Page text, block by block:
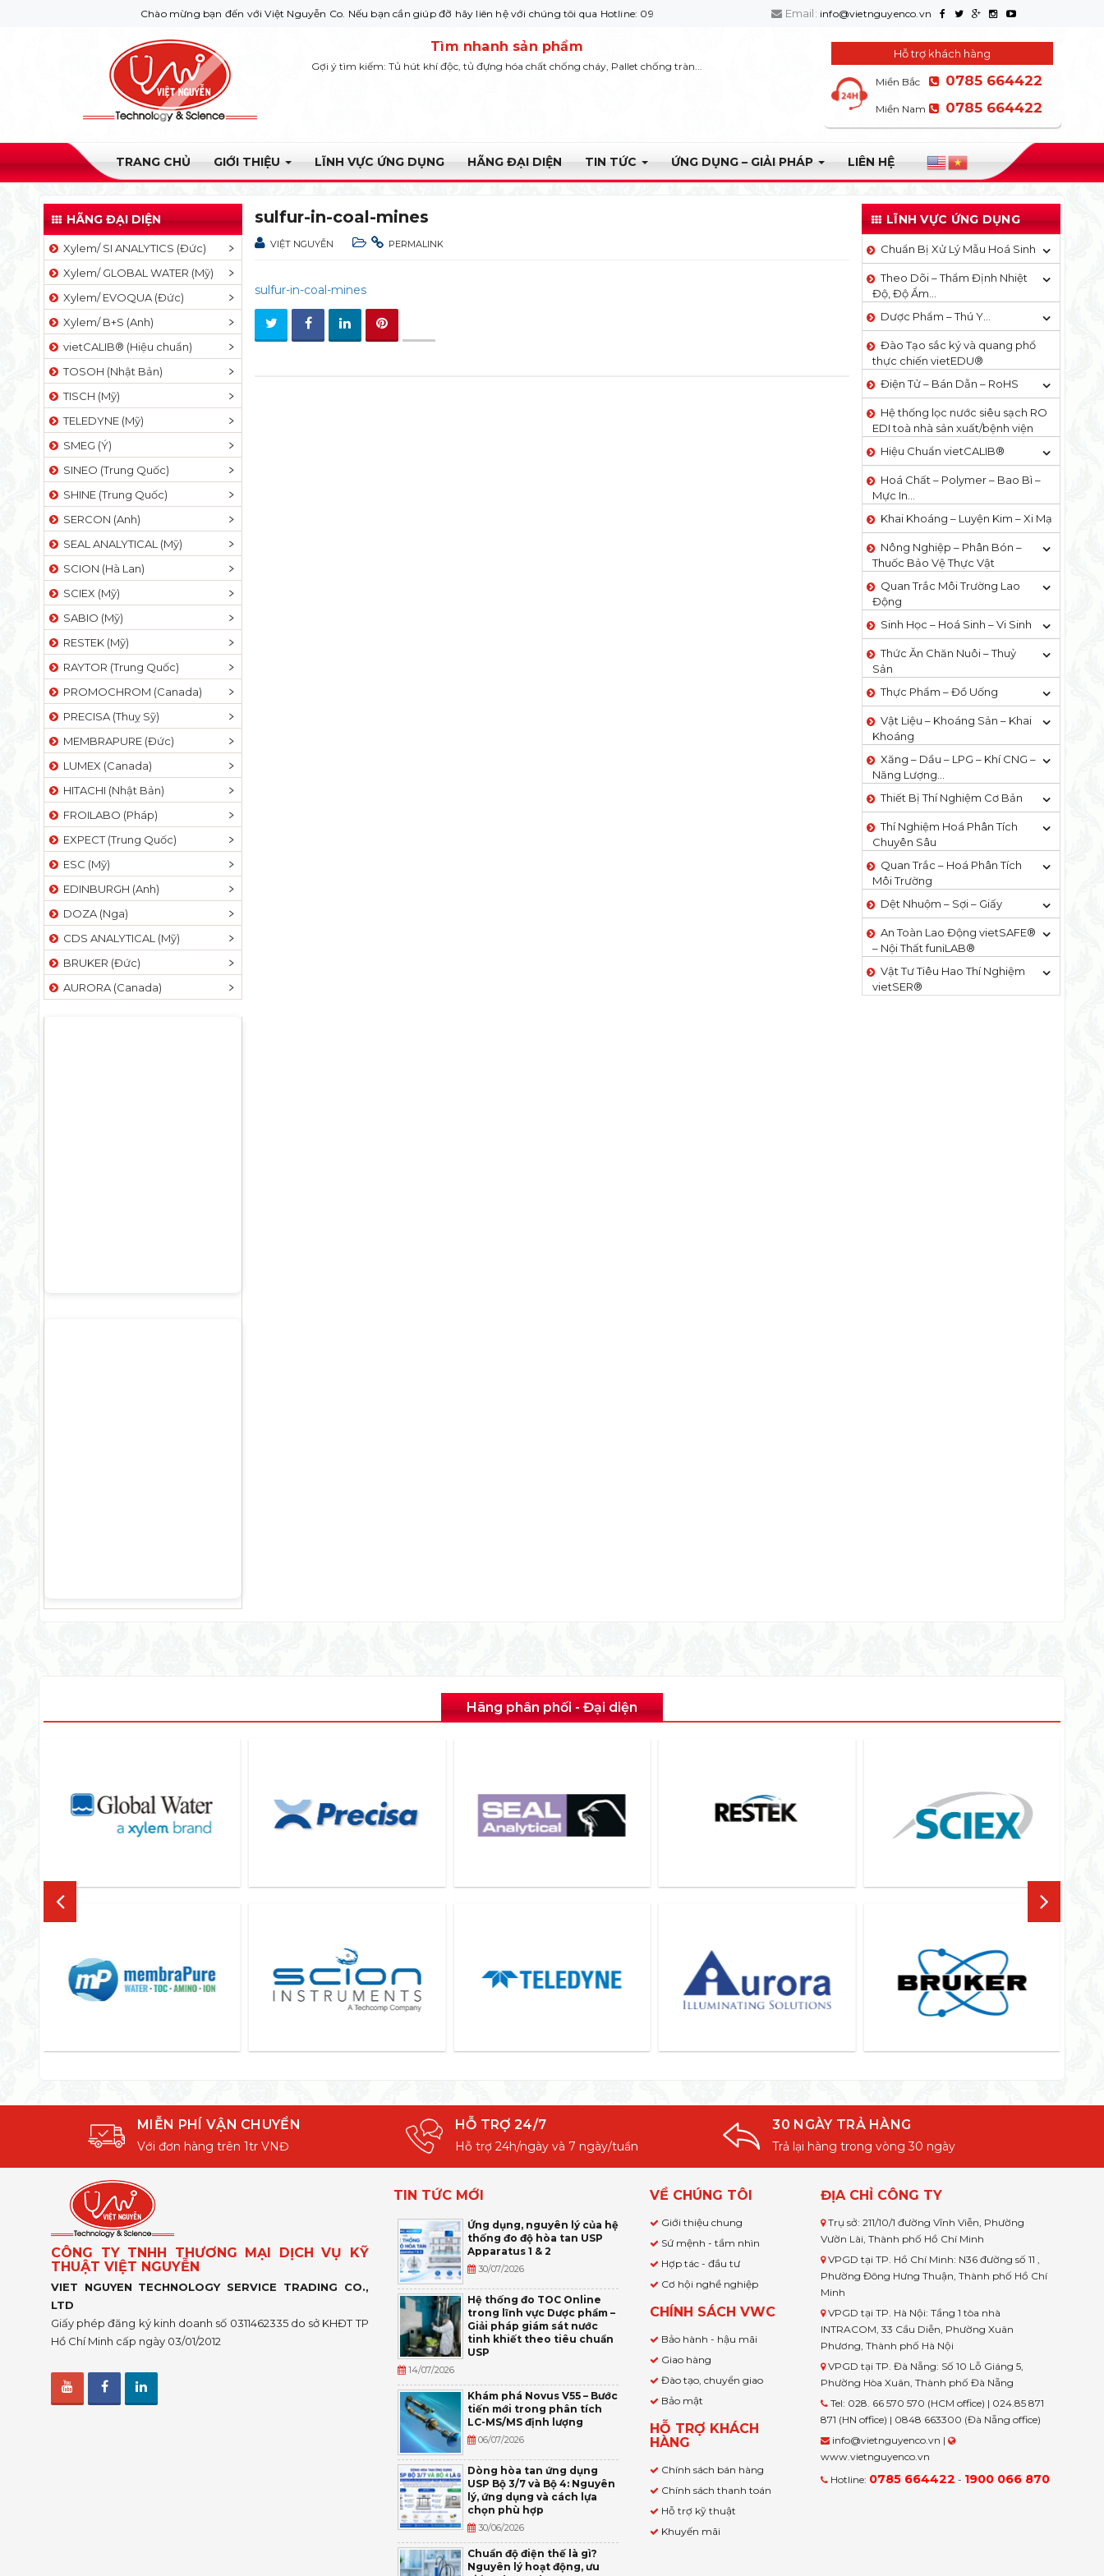
Chào mừng bạn đến với Việt Nguyễn Co. Nếu bạn cần giúp đỡ hãy liên hệ với chúng tôi qua Hotline: 0932 664422 Email: info@vietnguyenco.vn
Tìm nhanh sản phẩm
Gợi ý tìm kiếm: Tủ hút khí độc, tủ đựng hóa chất chống cháy, Pallet chống tràn...
Hỗ trợ khách hàng
Miền Bắc 0785 664422
Miền Nam 0785 664422
TRANG CHỦ GIỚI THIỆU LĨNH VỰC ỨNG DỤNG HÃNG ĐẠI DIỆN TIN TỨC ỨNG DỤNG – GIẢI PHÁP LIÊN HỆ
HÃNG ĐẠI DIỆN
Xylem/ SI ANALYTICS (Đức)
Xylem/ GLOBAL WATER (Mỹ)
Xylem/ EVOQUA (Đức)
Xylem/ B+S (Anh)
vietCALIB® (Hiệu chuẩn)
TOSOH (Nhật Bản)
TISCH (Mỹ)
TELEDYNE (Mỹ)
SMEG (Ý)
SINEO (Trung Quốc)
SHINE (Trung Quốc)
SERCON (Anh)
SEAL ANALYTICAL (Mỹ)
SCION (Hà Lan)
SCIEX (Mỹ)
SABIO (Mỹ)
RESTEK (Mỹ)
RAYTOR (Trung Quốc)
PROMOCHROM (Canada)
PRECISA (Thuỵ Sỹ)
MEMBRAPURE (Đức)
LUMEX (Canada)
HITACHI (Nhật Bản)
FROILABO (Pháp)
EXPECT (Trung Quốc)
ESC (Mỹ)
EDINBURGH (Anh)
DOZA (Nga)
CDS ANALYTICAL (Mỹ)
BRUKER (Đức)
AURORA (Canada)
sulfur-in-coal-mines
VIỆT NGUYỄN PERMALINK
sulfur-in-coal-mines
LĨNH VỰC ỨNG DỤNG
Chuẩn Bị Xử Lý Mẫu Hoá Sinh
Theo Dõi – Thẩm Định Nhiệt
Độ, Độ Ẩm…
Dược Phẩm – Thú Y…
Đào Tạo sắc ký và quang phổ
thực chiến vietEDU®
Điện Tử – Bán Dẫn – RoHS
Hệ thống lọc nước siêu sạch RO
EDI​​ toà nhà sản xuất/bệnh viện
Hiệu Chuẩn vietCALIB®
Hoá Chất – Polymer – Bao Bì –
Mực In…
Khai Khoáng – Luyện Kim – Xi Mạ
Nông Nghiệp – Phân Bón –
Thuốc Bảo Vệ Thực Vật
Quan Trắc Môi Trường Lao
Động
Sinh Học – Hoá Sinh – Vi Sinh
Thức Ăn Chăn Nuôi – Thuỷ
Sản
Thực Phẩm – Đồ Uống
Vật Liệu – Khoáng Sản – Khai
Khoáng
Xăng – Dầu – LPG – Khí CNG –
Năng Lượng…
Thiết Bị Thí Nghiệm Cơ Bản
Thí Nghiệm Hoá Phân Tích
Chuyên Sâu
Quan Trắc – Hoá Phân Tích
Môi Trường
Dệt Nhuộm – Sợi – Giấy
An Toàn Lao Động vietSAFE®
– Nội Thất funiLAB®
Vật Tư Tiêu Hao Thí Nghiệm
vietSER®
Hãng phân phối - Đại diện
MIỄN PHÍ VẬN CHUYỂN
Với đơn hàng trên 1tr VNĐ
HỖ TRỢ 24/7
Hỗ trợ 24h/ngày và 7 ngày/tuần
30 NGÀY TRẢ HÀNG
Trả lại hàng trong vòng 30 ngày
CÔNG TY TNHH THƯƠNG MẠI DỊCH VỤ KỸ
THUẬT VIỆT NGUYỄN
VIET NGUYEN TECHNOLOGY SERVICE TRADING CO.,
LTD
Giấy phép đăng ký kinh doanh số 0311462335 do sở KHĐT TP
Hồ Chí Minh cấp ngày 03/01/2012
TIN TỨC MỚI
Ứng dụng, nguyên lý của hệ
thống đo độ hòa tan USP
Apparatus 1 & 2
30/07/2026
Hệ thống đo TOC Online
trong lĩnh vực Dược phẩm –
Giải pháp giám sát nước
tinh khiết theo tiêu chuẩn
USP
14/07/2026
Khám phá Novus V55 – Bước
tiến mới trong phân tích
LC-MS/MS định lượng
06/07/2026
Dòng hòa tan ứng dụng
USP Bộ 3/7 và Bộ 4: Nguyên
lý, ứng dụng và cách lựa
chọn phù hợp
30/06/2026
Chuẩn độ điện thế là gì?
Nguyên lý hoạt động, ưu
VỀ CHÚNG TÔI
Giới thiệu chung
Sứ mệnh - tầm nhìn
Hợp tác - đầu tư
Cơ hội nghề nghiệp
CHÍNH SÁCH VWC
Bảo hành - hậu mãi
Giao hàng
Đào tạo, chuyển giao
Bảo mật
HỖ TRỢ KHÁCH
HÀNG
Chính sách bán hàng
Chính sách thanh toán
Hỗ trợ kỹ thuật
Khuyến mãi
ĐỊA CHỈ CÔNG TY
Trụ sở: 211/10/1 đường Vĩnh Viễn, Phường
Vườn Lài, Thành phố Hồ Chí Minh
VPGD tại TP. Hồ Chí Minh: N36 đường số 11 ,
Phường Đông Hưng Thuận, Thành phố Hồ Chí
Minh
VPGD tại TP. Hà Nội: Tầng 1 tòa nhà
INTRACOM, 33 Cầu Diễn, Phường Xuân
Phương, Thành phố Hà Nội
VPGD tại TP. Đà Nẵng: Số 10 Lỗ Giáng 5,
Phường Hòa Xuân, Thành phố Đà Nẵng
Tel: 028. 66 570 570 (HCM office) | 024.85 871
871 (HN office) | 0848 663300 (Đà Nẵng office)
info@vietnguyenco.vn |
www.vietnguyenco.vn
Hotline: 0785 664422 - 1900 066 870